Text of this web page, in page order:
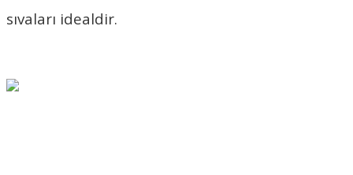
sıvaları idealdir.